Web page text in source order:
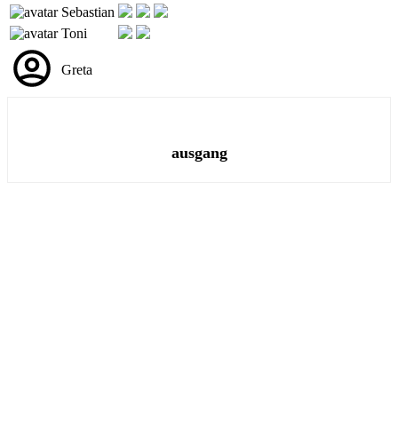
Sebastian
Toni
Greta
ausgang